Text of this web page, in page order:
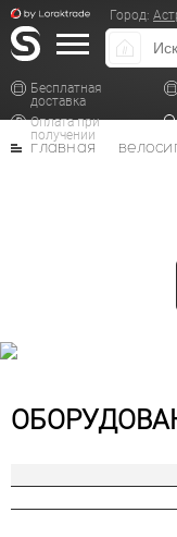
Город:
Бесплатная
доставка
Оплата при
получении
главная